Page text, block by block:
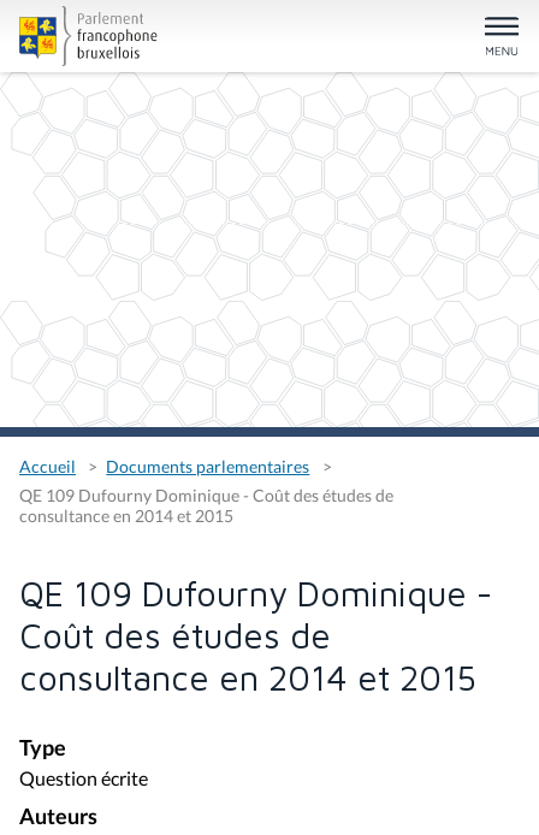
Accueil
Documents parlementaires
QE 109 Dufourny Dominique - Coût des études de
consultance en 2014 et 2015
QE 109 Dufourny Dominique -
Coût des études de
consultance en 2014 et 2015
Type
Question écrite
Auteurs